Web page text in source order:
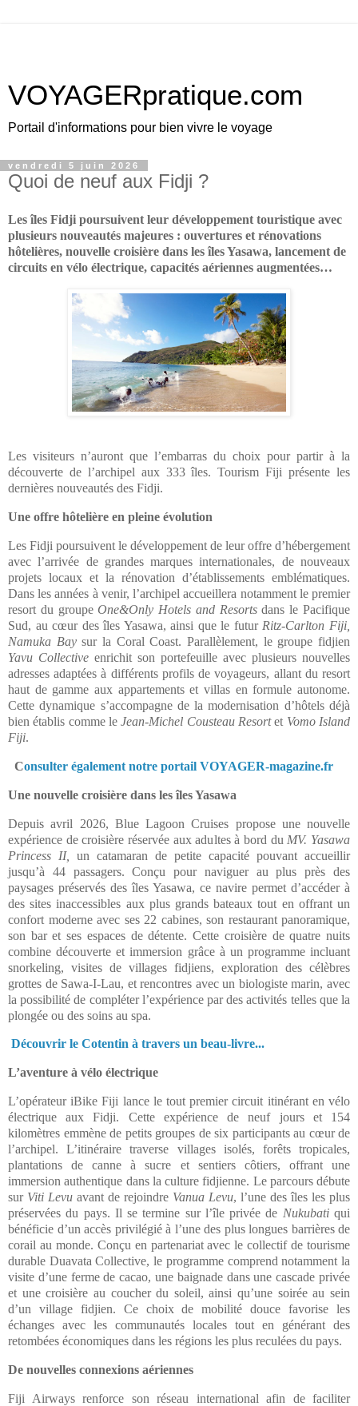
VOYAGERpratique.com
Portail d'informations pour bien vivre le voyage
vendredi 5 juin 2026
Quoi de neuf aux Fidji ?
Les îles Fidji poursuivent leur développement touristique avec
plusieurs nouveautés majeures : ouvertures et rénovations
hôtelières, nouvelle croisière dans les îles Yasawa, lancement de
circuits en vélo électrique, capacités aériennes augmentées…
Les visiteurs n’auront que l’embarras du choix pour partir à la
découverte de l’archipel aux 333 îles.Tourism Fiji présente les
dernières nouveautés des Fidji.
Une offre hôtelière en pleine évolution
Les Fidji poursuivent le développement de leur offre d’hébergement
avec l’arrivée de grandes marques internationales, de nouveaux
projets locaux et la rénovation d’établissements emblématiques.
Dans les années à venir, l’archipel accueillera notamment le premier
resort du groupeOne&Only Hotels and Resortsdans le Pacifique
Sud, au cœur des îles Yasawa, ainsi que le futur Ritz-Carlton Fiji,
Namuka Baysur la Coral Coast. Parallèlement, le groupe fidjien
Yavu Collective enrichit son portefeuille avec plusieurs nouvelles
adresses adaptées à différents profils de voyageurs, allant du resort
haut de gamme aux appartements et villas en formule autonome.
Cette dynamique s’accompagne de la modernisation d’hôtels déjà
bien établis comme leJean-Michel Cousteau Resortet Vomo Island
Fiji.
Consulter également notre portail VOYAGER-magazine.fr
Une nouvelle croisière dans les îles Yasawa
Depuis avril 2026, Blue Lagoon Cruises propose une nouvelle
expérience de croisière réservée aux adultes à bord du MV. Yasawa
Princess II,
un catamaran de petite capacité pouvant accueillir
jusqu’à 44 passagers. Conçu pour naviguer au plus près des
paysages préservés des îles Yasawa, ce navire permet d’accéder à
des sites inaccessibles aux plus grands bateaux tout en offrant un
confort moderne avec ses 22 cabines, son restaurant panoramique,
son bar et ses espaces de détente. Cette croisière de quatre nuits
combine découverte et immersion grâce à un programme incluant
snorkeling, visites de villages fidjiens, exploration des célèbres
grottes de Sawa-I-Lau, et rencontres avec un biologiste marin, avec
la possibilité de compléter l’expérience par des activités telles que la
plongée ou des soins au spa.
Découvrir le Cotentin à travers un beau-livre...
L’aventure à vélo électrique
L’opérateuriBike Fiji lance le tout premier circuit itinérant en vélo
électrique aux Fidji. Cette expérience de neuf jours et 154
kilomètres emmène de petits groupes de six participants au cœur de
l’archipel. L’itinéraire traverse villages isolés, forêts tropicales,
plantations de canne à sucre et sentiers côtiers, offrant une
immersion authentique dans la culture fidjienne. Le parcours débute
sur Viti Levu avant de rejoindre Vanua Levu, l’une des îles les plus
préservées du pays. Il se termine sur l’île privée de Nukubatiqui
bénéficie d’un accès privilégié à l’une des plus longues barrières de
corail au monde. Conçu en partenariat avec le collectif de tourisme
durable Duavata Collective, le programme comprend notamment la
visite d’une ferme de cacao, une baignade dans une cascade privée
et une croisière au coucher du soleil, ainsi qu’une soirée au sein
d’un village fidjien. Ce choix de mobilité douce favorise les
échanges avec les communautés locales tout en générant des
retombées économiques dans les régions les plus reculées du pays.
De nouvelles connexions aériennes
Fiji Airwaysrenforce son réseau international afin de faciliter